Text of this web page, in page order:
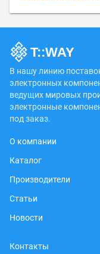
В нашу линию
электронных
ведущих мировых
электронные
под заказ.
О компании
Каталог
Производители
Статьи
Новости
Контакты